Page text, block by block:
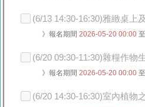
(6/13 14:30-16:30)雅緻桌上
》報名期間 2026-05-20 00:00 至
(6/20 09:30-11:30)雜糧作物
》報名期間 2026-05-20 00:00 至
(6/20 14:30-16:30)室內植物